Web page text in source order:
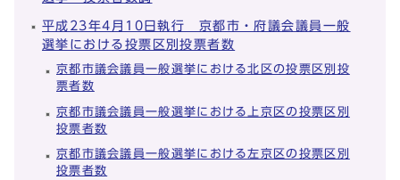
平成23年4月10日執行 京都市・府議会議員一般
選挙における投票区別投票者数
京都市議会議員一般選挙における北区の投票区別投
票者数
京都市議会議員一般選挙における上京区の投票区別
投票者数
京都市議会議員一般選挙における左京区の投票区別
投票者数